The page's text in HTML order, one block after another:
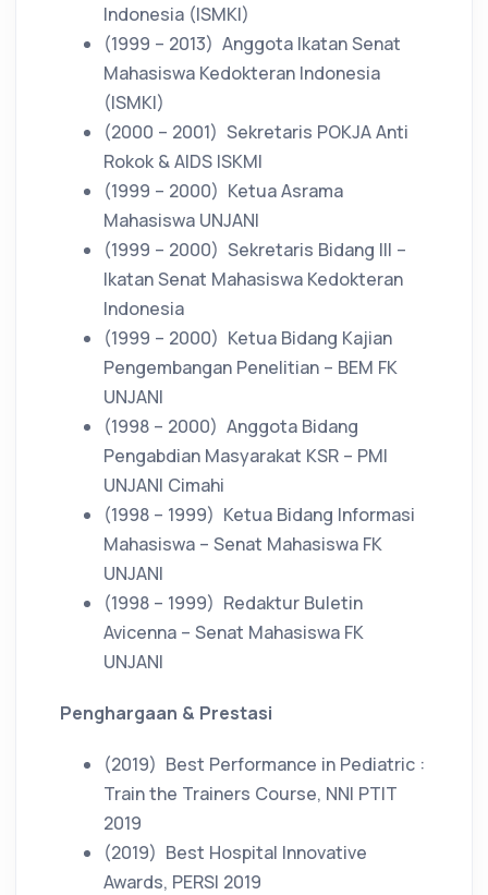
Indonesia (ISMKI)
(1999 – 2013) Anggota Ikatan Senat
Mahasiswa Kedokteran Indonesia
(ISMKI)
(2000 – 2001) Sekretaris POKJA Anti
Rokok & AIDS ISKMI
(1999 – 2000) Ketua Asrama
Mahasiswa UNJANI
(1999 – 2000) Sekretaris Bidang III –
Ikatan Senat Mahasiswa Kedokteran
Indonesia
(1999 – 2000) Ketua Bidang Kajian
Pengembangan Penelitian – BEM FK
UNJANI
(1998 – 2000) Anggota Bidang
Pengabdian Masyarakat KSR – PMI
UNJANI Cimahi
(1998 – 1999) Ketua Bidang Informasi
Mahasiswa – Senat Mahasiswa FK
UNJANI
(1998 – 1999) Redaktur Buletin
Avicenna – Senat Mahasiswa FK
UNJANI
Penghargaan & Prestasi
(2019) Best Performance in Pediatric :
Train the Trainers Course, NNI PTIT
2019
(2019) Best Hospital Innovative
Awards, PERSI 2019